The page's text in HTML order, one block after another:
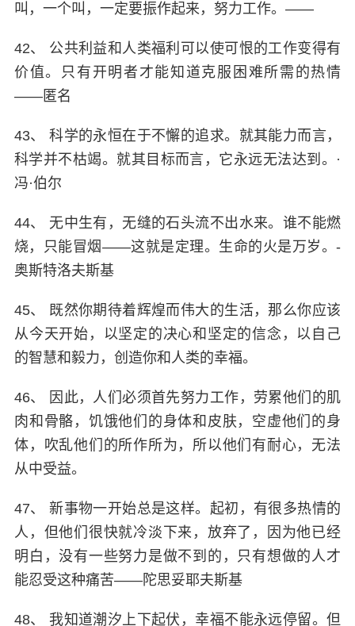
叫，一个叫，一定要振作起来，努力工作。——
42、 公共利益和人类福利可以使可恨的工作变得有
价值。只有开明者才能知道克服困难所需的热情
——匿名
43、 科学的永恒在于不懈的追求。就其能力而言，
科学并不枯竭。就其目标而言，它永远无法达到。·
冯·伯尔
44、 无中生有，无缝的石头流不出水来。谁不能燃
烧，只能冒烟——这就是定理。生命的火是万岁。-
奥斯特洛夫斯基
45、 既然你期待着辉煌而伟大的生活，那么你应该
从今天开始，以坚定的决心和坚定的信念，以自己
的智慧和毅力，创造你和人类的幸福。
46、 因此，人们必须首先努力工作，劳累他们的肌
肉和骨骼，饥饿他们的身体和皮肤，空虚他们的身
体，吹乱他们的所作所为，所以他们有耐心，无法
从中受益。
47、 新事物一开始总是这样。起初，有很多热情的
人，但他们很快就冷淡下来，放弃了，因为他已经
明白，没有一些努力是做不到的，只有想做的人才
能忍受这种痛苦——陀思妥耶夫斯基
48、 我知道潮汐上下起伏，幸福不能永远停留。但